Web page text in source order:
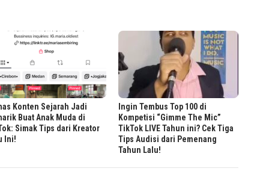
Konten Sejarah Jadi
Buat Anak Muda di
Simak Tips dari Kreator
Ini!
Ingin Tembus Top 100 di
Kompetisi “Gimme The Mic”
TikTok LIVE Tahun ini? Cek Tiga
Tips Audisi dari Pemenang
Tahun Lalu!